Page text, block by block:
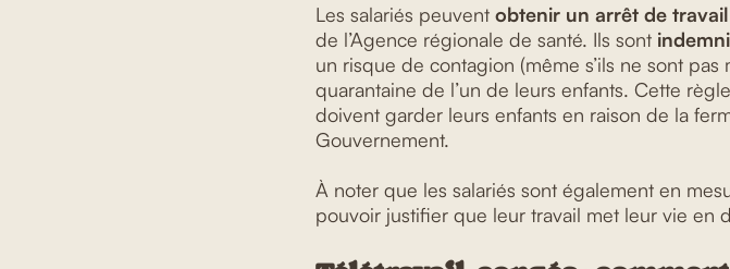
Les salariés peuvent obtenir un arrêt de
de l’Agence régionale de santé. Ils sont
un risque de contagion (même s’ils ne sont
quarantaine de l’un de leurs enfants. Cette
doivent garder leurs enfants en raison de la
Gouvernement.
À noter que les salariés sont également en
pouvoir justifier que leur travail met leur vie en